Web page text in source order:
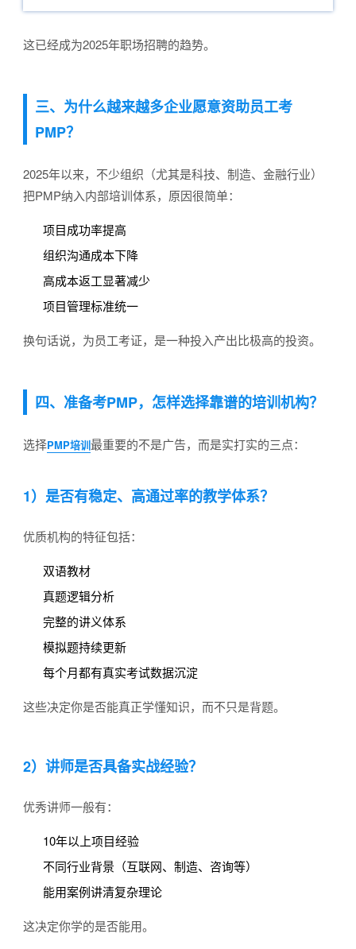
这已经成为2025年职场招聘的趋势。
三、为什么越来越多企业愿意资助员工考
PMP？
2025年以来，不少组织（尤其是科技、制造、金融行业）
把PMP纳入内部培训体系，原因很简单：
项目成功率提高
组织沟通成本下降
高成本返工显著减少
项目管理标准统一
换句话说，为员工考证，是一种投入产出比极高的投资。
四、准备考PMP，怎样选择靠谱的培训机构？
选择PMP培训最重要的不是广告，而是实打实的三点：
1）是否有稳定、高通过率的教学体系？
优质机构的特征包括：
双语教材
真题逻辑分析
完整的讲义体系
模拟题持续更新
每个月都有真实考试数据沉淀
这些决定你是否能真正学懂知识，而不只是背题。
2）讲师是否具备实战经验？
优秀讲师一般有：
10年以上项目经验
不同行业背景（互联网、制造、咨询等）
能用案例讲清复杂理论
这决定你学的是否能用。